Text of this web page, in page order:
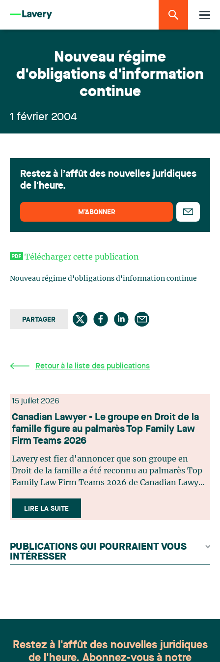
Nouveau régime
d'obligations d'information
continue
1 février 2004
Télécharger cette publication
Nouveau régime d'obligations d'information continue
PARTAGER
Retour à la liste des publications
Restez à l’affût des nouvelles juridiques
de l'heure.
M’ABONNER
15 juillet 2026
Canadian Lawyer - Le groupe en Droit de la
famille figure au palmarès Top Family Law
Firm Teams 2026
Lavery est fier d'annoncer que son groupe en
Droit de la famille a été reconnu au palmarès Top
Family Law Firm Teams 2026 de Canadian Lawyer.
sélection rigoureux, fondé sur des nominations
issues du lectorat, d'associations juridiques et de
par un jury indépendant composé de praticiens
chevronnés en droit de la famille provenant de
l'ensemble du Canada. Cette distinction
LIRE LA SUITE
PUBLICATIONS QUI POURRAIENT VOUS
INTÉRESSER
Restez à l'affût des nouvelles juridiques
de l'heure. Abonnez-vous à notre